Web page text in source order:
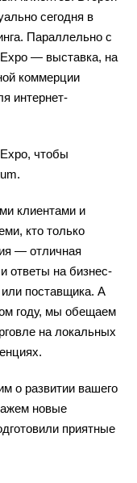
сегодня в
Параллельно с
— выставка, на
коммерции
интернет-
чтобы
клиентами и
кто только
— отличная
ответы на бизнес-
или поставщика. А
году, мы обещаем
на локальных
о развитии вашего
новые
приятные